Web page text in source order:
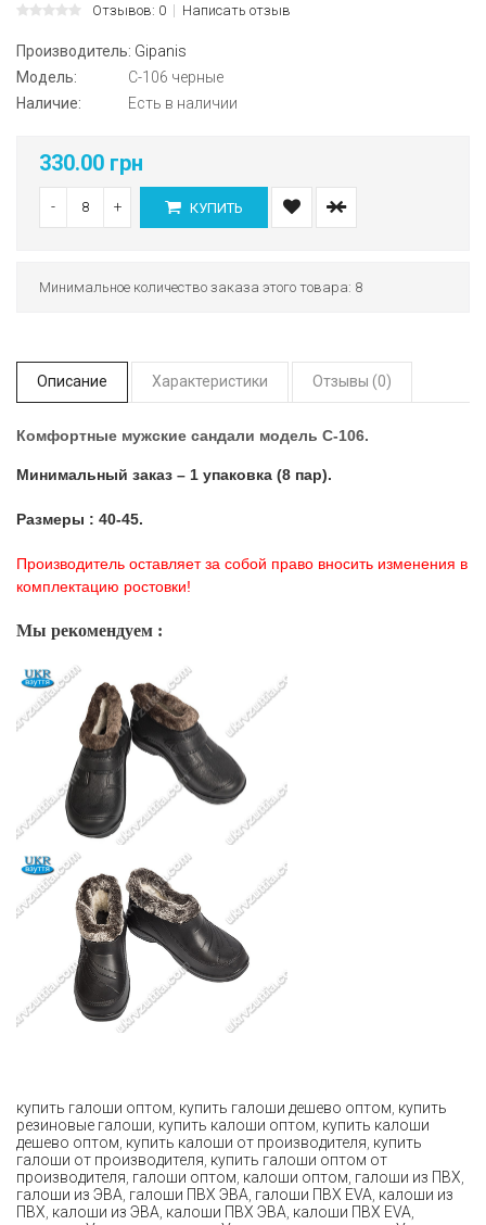
Отзывов: 0 Написать отзыв
Производитель: Gipanis
Модель:
C-106 черные
Наличие:
Есть в наличии
330.00 грн
- + КУПИТЬ
Минимальное количество заказа этого товара: 8
Описание Характеристики Отзывы (0)
Комфортные мужские сандали модель C-106.
Минимальный заказ – 1 упаковка (8 пар).
Размеры : 40-45.
Производитель оставляет за собой право вносить изменения в
комплектацию ростовки!
Мы рекомендуем :
купить галоши оптом купить галоши дешево оптом купить
резиновые галоши купить калоши оптом купить калоши
дешево оптом купить калоши от производителя купить
галоши от производителя купить галоши оптом от
производителя галоши оптом калоши оптом галоши из ПВХ
галоши из ЭВА галоши ПВХ ЭВА галоши ПВХ EVA калоши из
ПВХ калоши из ЭВА калоши ПВХ ЭВА калоши ПВХ EVA